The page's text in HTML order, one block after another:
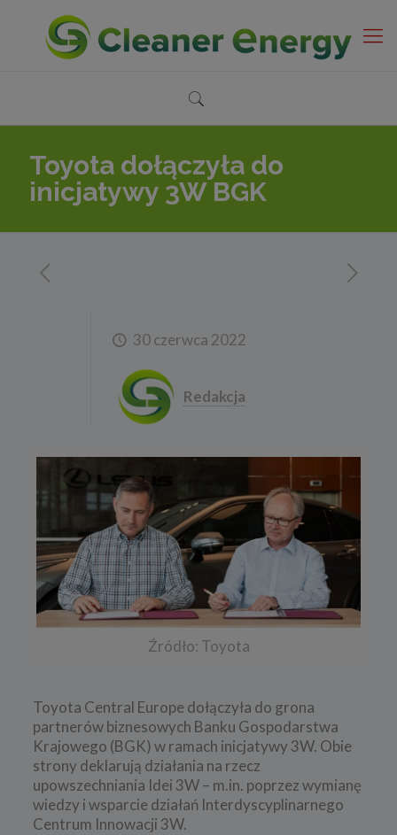
Toyota dołączyła do
inicjatywy 3W BGK
30 czerwca 2022
Redakcja
Źródło: Toyota
Toyota Central Europe dołączyła do grona
partnerów biznesowych Banku Gospodarstwa
Krajowego (BGK) w ramach inicjatywy 3W. Obie
strony deklarują działania na rzecz
upowszechniania Idei 3W – m.in. poprzez wymianę
wiedzy i wsparcie działań Interdyscyplinarnego
Centrum Innowacji 3W.